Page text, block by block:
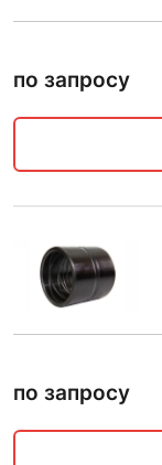
по запросу
по запросу